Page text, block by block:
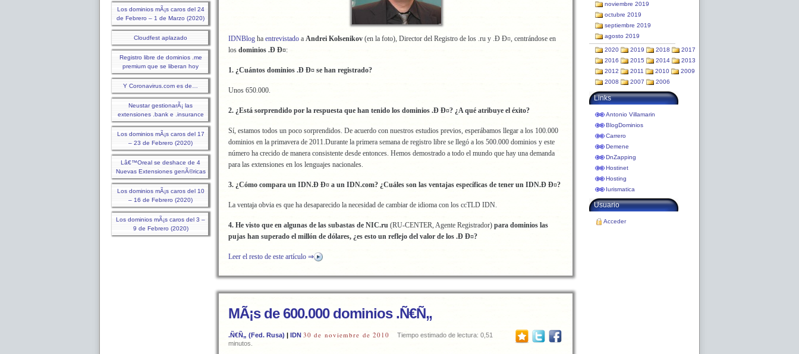
Los dominios mÃ¡s caros del 24
de Febrero – 1 de Marzo (2020)
Cloudfest aplazado
Registro libre de dominios .me
premium que se liberan hoy
Y Coronavirus.com es de…
Neustar gestionarÃ¡ las
extensiones .bank e .insurance
Los dominios mÃ¡s caros del 17
– 23 de Febrero (2020)
Lâ€™Oreal se deshace de 4
Nuevas Extensiones genÃ©ricas
Los dominios mÃ¡s caros del 10
– 16 de Febrero (2020)
Los dominios mÃ¡s caros del 3 –
9 de Febrero (2020)
IDNBlog ha entrevistado a Andrei Kolsenikov (en la foto), Director del Registro de los .ru y .Ð Ð¤, centrándose en
los dominios .Ð Ð¤:
1. ¿Cuántos dominios .Ð Ð¤ se han registrado?
Unos 650.000.
2. ¿Está sorprendido por la respuesta que han tenido los dominios .Ð Ð¤? ¿A qué atribuye el éxito?
Sí, estamos todos un poco sorprendidos. De acuerdo con nuestros estudios previos, esperábamos llegar a los 100.000
dominios en la primavera de 2011.Durante la primera semana de registro libre se llegó a los 500.000 dominios y este
número ha crecido de manera consistente desde entonces. Hemos demostrado a todo el mundo que hay una demanda
para las extensiones en los lenguajes nacionales.
3. ¿Cómo compara un IDN.Ð Ð¤ a un IDN.com? ¿Cuáles son las ventajas específicas de tener un IDN.Ð Ð¤?
La ventaja obvia es que ha desaparecido la necesidad de cambiar de idioma con los ccTLD IDN.
4. He visto que en algunas de las subastas de NIC.ru (RU-CENTER, Agente Registrador) para dominios las
pujas han superado el millón de dólares, ¿es esto un reflejo del valor de los .Ð Ð¤?
Leer el resto de este artículo ⇒
MÃ¡s de 600.000 dominios .Ñ€Ñ„
.Ñ€Ñ„ (Fed. Rusa) | IDN 30 de noviembre de 2010
Tiempo estimado de lectura: 0,51
minutos.
noviembre 2019
octubre 2019
septiembre 2019
agosto 2019
2020 2019 2018
2017
2016
2015 2014
2013
2012
2011 2010
2009
2008
2007 2006
Links
Antonio Villamarin
BlogDominios
Carrero
Demene
DnZapping
Hostinet
Hosting
Iurismatica
Usuario
Acceder